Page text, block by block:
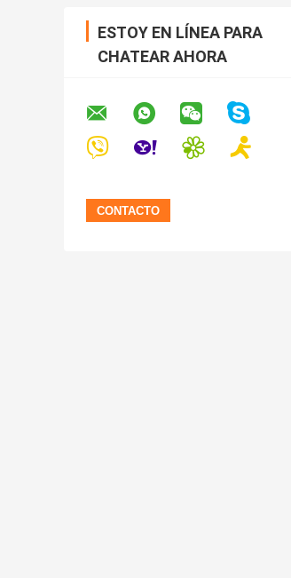
ESTOY EN LÍNEA PARA
CHATEAR AHORA